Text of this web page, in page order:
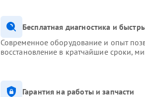
Бесплатная диагностика и
Современное оборудование и опыт
восстановление в кратчайшие сроки,
Гарантия на работы и запчасти